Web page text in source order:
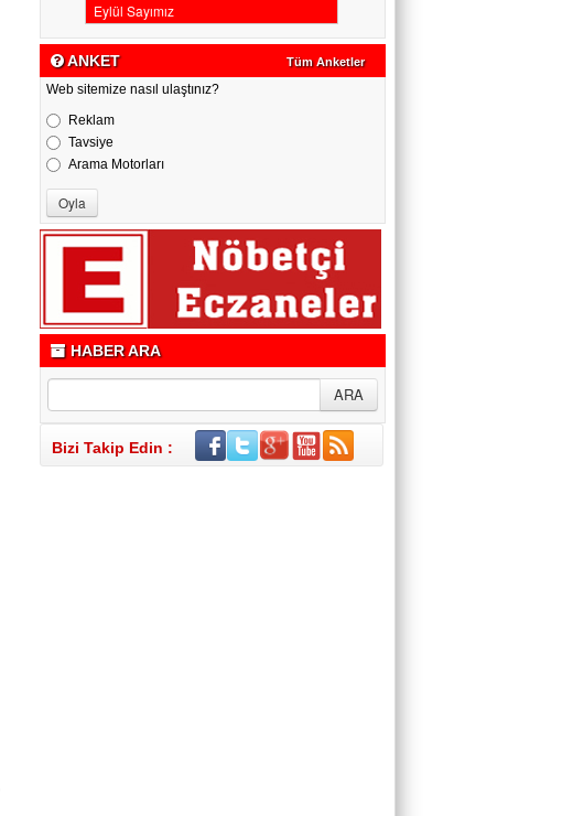
ANKET Tüm Anketler
Web sitemize nasıl ulaştınız?
Reklam
Tavsiye
Arama Motorları
HABER ARA
Bizi Takip Edin :